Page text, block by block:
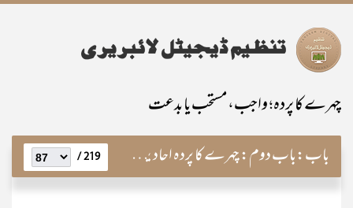
چہرے کا پردہ؛ واجب، مستحب یا بدعت
باب:باب دوم: چہرے کا پردہ احادیث مبارکہ کی روشنی میں،مثبتینِ حجاب کے دلائل 219 /